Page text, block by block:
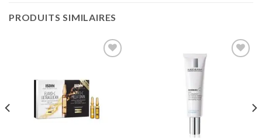
PRODUITS SIMILAIRES
d’envies